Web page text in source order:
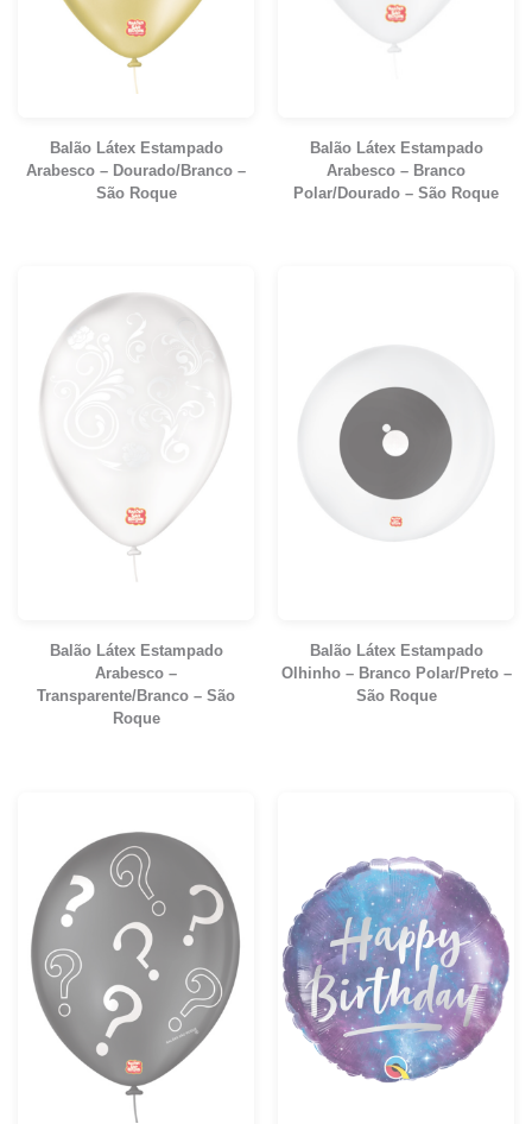
Balão Látex Estampado
Arabesco – Dourado/Branco –
São Roque
Balão Látex Estampado
Arabesco – Branco
Polar/Dourado – São Roque
Balão Látex Estampado
Arabesco –
Transparente/Branco – São
Roque
Balão Látex Estampado
Olhinho – Branco Polar/Preto –
São Roque